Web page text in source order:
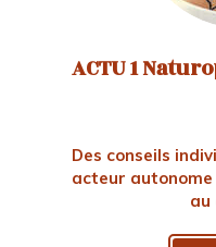
ACTU 1
Des conseils
acteur
au